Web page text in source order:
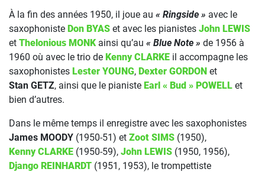
À la fin des années 1950, il joue au « Ringside » avec le
saxophoniste Don BYAS et avec les pianistes John LEWIS
et Thelonious MONK ainsi qu’au « Blue Note » de 1956 à
1960 où avec le trio de Kenny CLARKE il accompagne les
saxophonistes Lester YOUNG, Dexter GORDON et
Stan GETZ, ainsi que le pianiste Earl « Bud » POWELL et
bien d’autres.
Dans le même temps il enregistre avec les saxophonistes
James MOODY (1950-51) et Zoot SIMS (1950),
Kenny CLARKE (1950-59), John LEWIS (1950, 1956),
Django REINHARDT (1951, 1953), le trompettiste